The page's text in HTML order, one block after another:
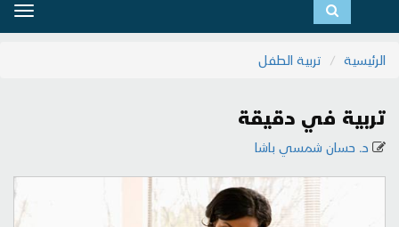
الرئيسية
تربية الطفل
تربية في دقيقة
د. حسان شمسي باشا